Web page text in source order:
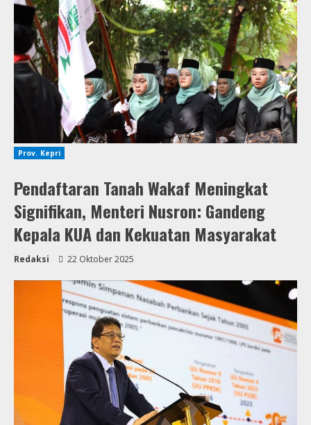
Prov. Kepri
Pendaftaran Tanah Wakaf Meningkat
Signifikan, Menteri Nusron: Gandeng
Kepala KUA dan Kekuatan Masyarakat
Redaksi 22 Oktober 2025